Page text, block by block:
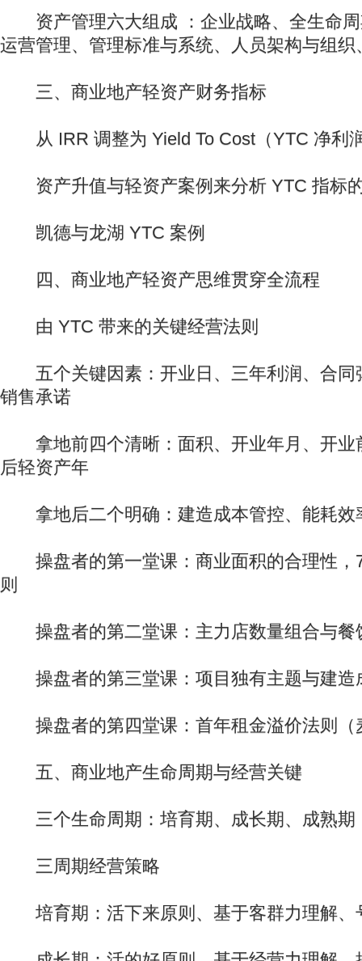
资产管理六大组成 ：企业战略、全生命周
运营管理、管理标准与系统、人员架构与组织
三、商业地产轻资产财务指标
从 IRR 调整为 Yield To Cost（YTC 净利
资产升值与轻资产案例来分析 YTC 指标
凯德与龙湖 YTC 案例
四、商业地产轻资产思维贯穿全流程
由 YTC 带来的关键经营法则
五个关键因素：开业日、三年利润、合同
销售承诺
拿地前四个清晰：面积、开业年月、开业
后轻资产年
拿地后二个明确：建造成本管控、能耗效
操盘者的第一堂课：商业面积的合理性，
则
操盘者的第二堂课：主力店数量组合与餐
操盘者的第三堂课：项目独有主题与建造
操盘者的第四堂课：首年租金溢价法则（
五、商业地产生命周期与经营关键
三个生命周期：培育期、成长期、成熟期
三周期经营策略
培育期：活下来原则、基于客群力理解、